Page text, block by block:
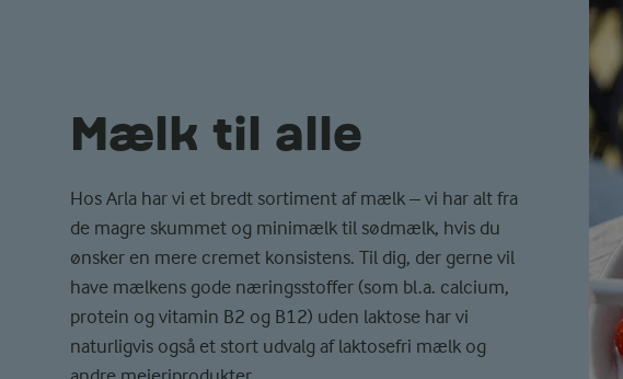
Mælk til alle
Hos Arla har vi et bredt sortiment af mælk – vi har alt fra
de magre skummet og minimælk til sødmælk, hvis du
ønsker en mere cremet konsistens. Til dig, der gerne vil
have mælkens gode næringsstoffer (som bl.a. calcium,
protein og vitamin B2 og B12) uden laktose har vi
naturligvis også et stort udvalg af laktosefri mælk og